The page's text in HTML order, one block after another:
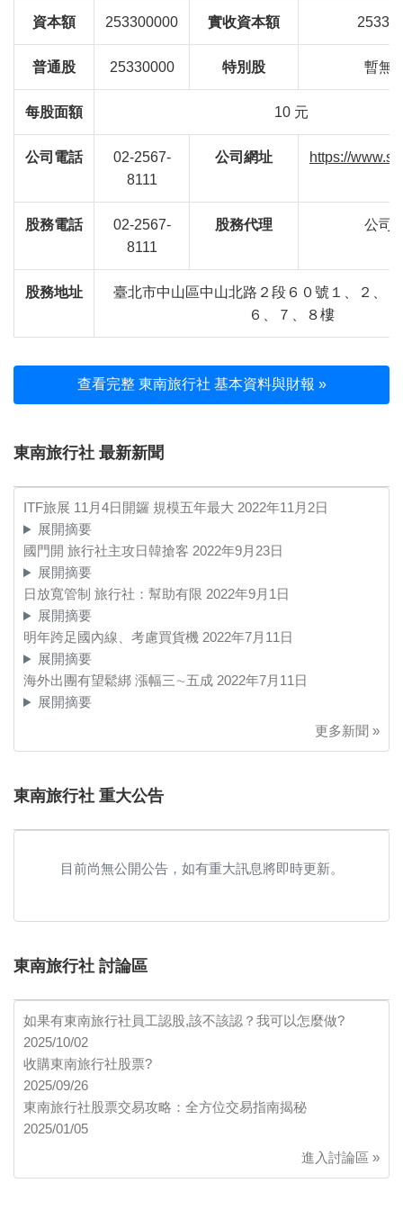
資本額 253300000 實收資本額
普通股 25330000 特別股 暫無
每股面額 10 元
公司電話
02-2567-
8111
公司網址 https://
股務電話
02-2567-
8111
股務代理 公司
股務地址
臺北市中山區中山北路２段６０號１、２、
６、７、８樓
查看完整 東南旅行社 基本資料與財報 »
東南旅行社 最新新聞
ITF旅展 11月4日開鑼 規模五年最大 2022年11月2日
展開摘要
國門開 旅行社主攻日韓搶客 2022年9月23日
展開摘要
日放寬管制 旅行社：幫助有限 2022年9月1日
展開摘要
明年跨足國內線、考慮買貨機 2022年7月11日
展開摘要
海外出團有望鬆綁 漲幅三∼五成 2022年7月11日
展開摘要
更多新聞 »
東南旅行社 重大公告
目前尚無公開公告，如有重大訊息將即時更新。
東南旅行社 討論區
如果有東南旅行社員工認股,該不該認？我可以怎麼做?
2025/10/02
收購東南旅行社股票?
2025/09/26
東南旅行社股票交易攻略：全方位交易指南揭秘
2025/01/05
進入討論區 »